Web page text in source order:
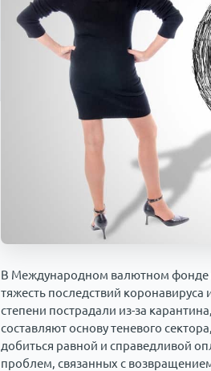
В Международном валютном фонде
тяжесть последствий
степени пострадали из-за
составляют основу теневого
добиться равной и справедливой
проблем, связанных с